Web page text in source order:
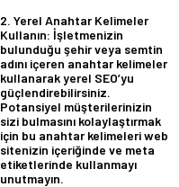
Yerel Anahtar Kelimeler
Kullanın: İşletmenizin
bulunduğu şehir veya semtin
adını içeren anahtar kelimeler
kullanarak yerel SEO’yu
güçlendirebilirsiniz.
Potansiyel müşterilerinizin
sizi bulmasını kolaylaştırmak
için bu anahtar kelimeleri web
sitenizin içeriğinde ve meta
etiketlerinde kullanmayı
unutmayın.